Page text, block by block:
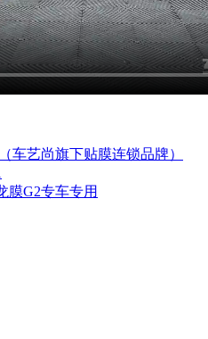
车艺尚旗下贴膜连锁品牌）
膜G2专车专用